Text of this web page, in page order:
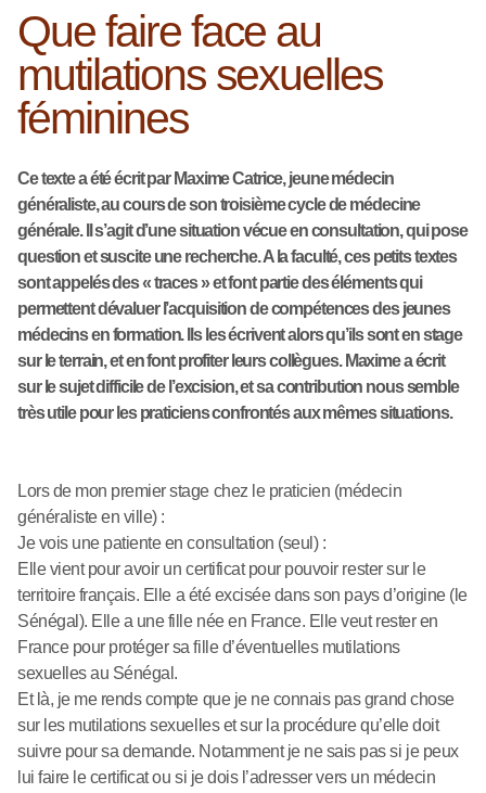
Que faire face au
mutilations sexuelles
féminines
Ce texte a été écrit par Maxime Catrice, jeune médecin
généraliste, au cours de son troisième cycle de médecine
générale. Il s’agit d’une situation vécue en consultation, qui pose
question et suscite une recherche. A la faculté, ces petits textes
sont appelés des « traces » et font partie des éléments qui
permettent dévaluer l’acquisition de compétences des jeunes
médecins en formation. Ils les écrivent alors qu’ils sont en stage
sur le terrain, et en font profiter leurs collègues. Maxime a écrit
sur le sujet difficile de l’excision, et sa contribution nous semble
très utile pour les praticiens confrontés aux mêmes situations.
Lors de mon premier stage chez le praticien (médecin
généraliste en ville) :
Je vois une patiente en consultation (seul) :
Elle vient pour avoir un certificat pour pouvoir rester sur le
territoire français. Elle a été excisée dans son pays d’origine (le
Sénégal). Elle a une fille née en France. Elle veut rester en
France pour protéger sa fille d’éventuelles mutilations
sexuelles au Sénégal.
Et là, je me rends compte que je ne connais pas grand chose
sur les mutilations sexuelles et sur la procédure qu’elle doit
suivre pour sa demande. Notamment je ne sais pas si je peux
lui faire le certificat ou si je dois l’adresser vers un médecin